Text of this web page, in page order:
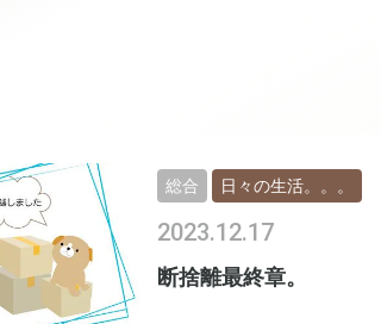
断捨離最終章。
2023.12.17
総合 日々の生活。。。